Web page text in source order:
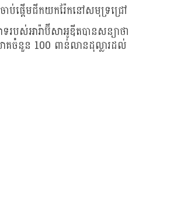
ាប់ផ្តើមជីកយករ៉ែកនៅសមុទ្រជ្រៅ
ទរបស់អារ៉ាប៊ីសាអូឌីតបានសន្យាថា
គចំនួន 100 ពាន់លានដុល្លារដល់